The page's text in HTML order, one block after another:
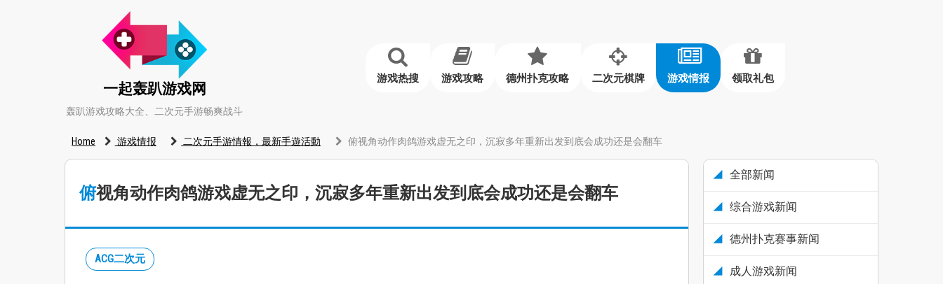
一起轰趴游戏网
轰趴游戏攻略大全、二次元手游畅爽战斗
游戏热搜 游戏攻略 德州扑克攻略 二次元棋牌 游戏情报 领取礼包
Home 游戏情报 二次元手游情報，最新手遊活動 俯视角动作肉鸽游戏虚无之印，沉寂多年重新出发到底会成功还是会翻车
俯视角动作肉鸽游戏虚无之印，沉寂多年重新出发到底会成功还是会翻车
ACG二次元
全部新闻
综合游戏新闻
德州扑克赛事新闻
成人游戏新闻